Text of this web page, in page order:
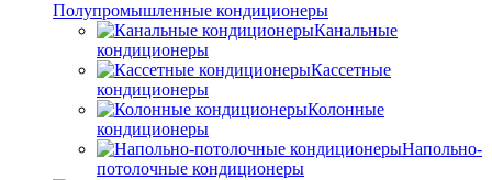
Полупромышленные кондиционеры
Канальные
кондиционеры
Кассетные
кондиционеры
Колонные
кондиционеры
Напольно-
потолочные кондиционеры